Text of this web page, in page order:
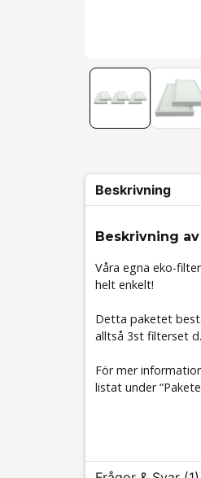
Beskrivning
Beskrivning
Våra egna eko-
helt enkelt!
Detta paketet
alltså 3st filterset
För mer
listat under